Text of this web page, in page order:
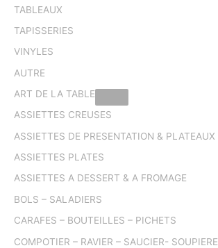
TABLEAUX
TAPISSERIES
VINYLES
AUTRE
ART DE LA TABLE
ASSIETTES CREUSES
ASSIETTES DE PRESENTATION & PLATEAUX
ASSIETTES PLATES
ASSIETTES A DESSERT & A FROMAGE
BOLS – SALADIERS
CARAFES – BOUTEILLES – PICHETS
COMPOTIER – RAVIER – SAUCIER- SOUPIERE